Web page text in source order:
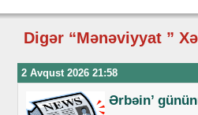
Digər “Mənəviyyat ”
2 Avqust 2026 21:58
Ərbəin’